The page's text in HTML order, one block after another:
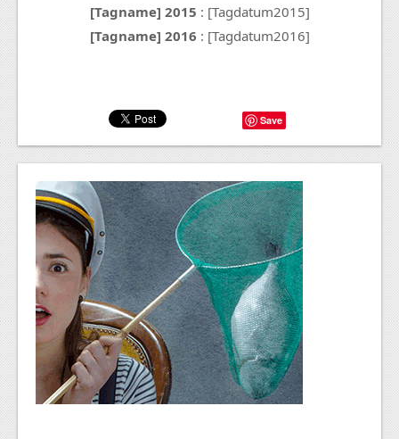
[Tagname] 2015 : [Tagdatum2015]
[Tagname] 2016 : [Tagdatum2016]
Save